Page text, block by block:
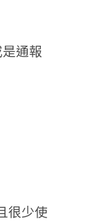
通報
很少使